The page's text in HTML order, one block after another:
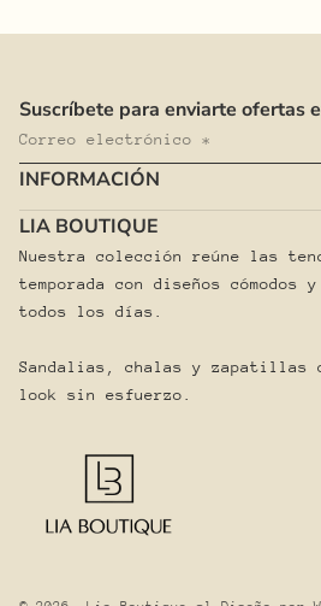
Suscríbete para enviarte ofertas
Correo
electrónico
INFORMACIÓN
LIA BOUTIQUE
Nuestra colección reúne las
temporada con diseños
todos los días.
Sandalias, chalas y zapatillas
look sin esfuerzo.